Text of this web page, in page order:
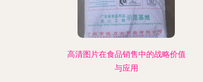
高清图片在食品销售中的战略价值
与应用